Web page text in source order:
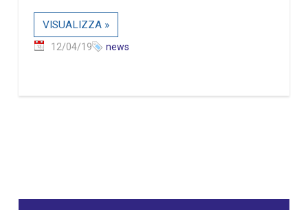
VISUALIZZA »
12/04/19 news